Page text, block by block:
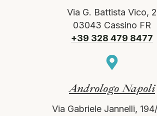
Via G. Battista Vico, 2
03043 Cassino FR
+39 328 479 8477
Andrologo Napoli
Via Gabriele Jannelli,